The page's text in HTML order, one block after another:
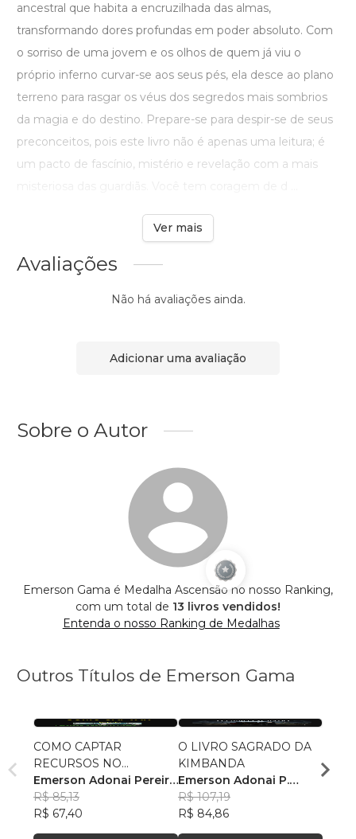
ancestral que habita a encruzilhada das almas,
transformando dores profundas em poder absoluto. Com
o sorriso de uma jovem e os olhos de quem já viu o
próprio inferno curvar-se aos seus pés, ela desce ao plano
terreno para rasgar os véus dos segredos mais sombrios
da magia e do destino. Prepare-se para despir-se de seus
preconceitos, pois este livro não é apenas uma leitura; é
um pacto de fascínio, mistério e revelação com a mais
Ver mais
Avaliações
Não há avaliações ainda.
Adicionar uma avaliação
Sobre o Autor
Emerson Gama é Medalha Ascensão no nosso Ranking,
com um total de 13 livros vendidos!
Entenda o nosso Ranking de Medalhas
Outros Títulos de Emerson Gama
COMO CAPTAR
RECURSOS NO
MERCADO
Emerson Adonai Pereira
Gama
R$ 85,13
R$ 67,40
O LIVRO SAGRADO DA
KIMBANDA
Emerson Adonai P.
Gama
R$ 107,19
R$ 84,86
Gama
R$